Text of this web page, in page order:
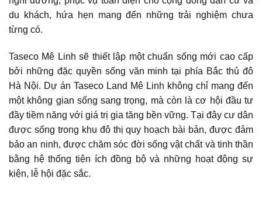
du khách, hứa hẹn mang đến những trải nghiệm chưa
từng có.
Taseco Mê Linh sẽ thiết lập một chuẩn sống mới cao cấp
bởi những đặc quyền sống văn minh tại phía Bắc thủ đô
Hà Nội. Dự án Taseco Land Mê Linh không chỉ mang đến
một không gian sống sang trọng, mà còn là cơ hội đầu tư
đầy tiềm năng với giá trị gia tăng bền vững. Tại đây cư dân
được sống trong khu đô thị quy hoạch bài bản, được đảm
bảo an ninh, được chăm sóc đời sống vật chất và tinh thần
bằng hệ thống tiện ích đồng bộ và những hoạt động sự
kiện, lễ hội đặc sắc.